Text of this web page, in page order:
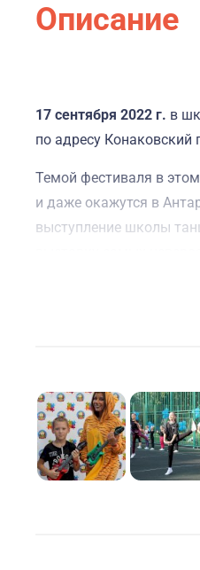
Описание
17 сентября 2022 г. в
по адресу Конаковский
Темой фестиваля в этом
и даже окажутся в
выступление школы